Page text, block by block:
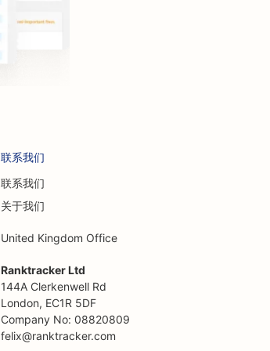
联系我们
联系我们
关于我们
United Kingdom Office
Ranktracker Ltd
144A Clerkenwell Rd
London, EC1R 5DF
Company No: 08820809
felix@ranktracker.com